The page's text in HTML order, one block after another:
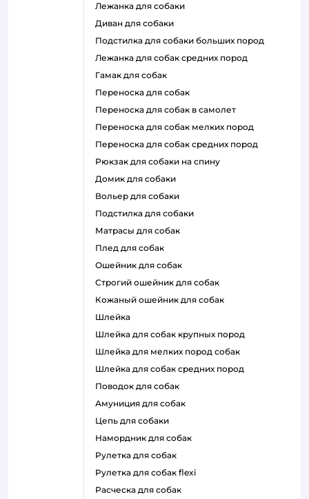
лежанка для собаки
диван для собаки
подстилка для собаки больших пород
лежанка для собак средних пород
гамак для собак
переноска для собак
переноска для собак в самолет
переноска для собак мелких пород
переноска для собак средних пород
рюкзак для собаки на спину
домик для собаки
вольер для собаки
подстилка для собаки
матрасы для собак
плед для собак
ошейник для собак
строгий ошейник для собак
кожаный ошейник для собак
шлейка
шлейка для собак крупных пород
шлейка для мелких пород собак
шлейка для собак средних пород
поводок для собак
амуниция для собак
цепь для собаки
намордник для собак
рулетка для собак
рулетка для собак flexi
расческа для собак